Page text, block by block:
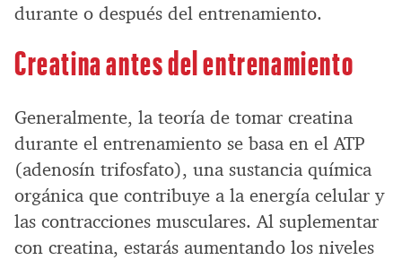
durante o después del entrenamiento.
Creatina antes del entrenamiento
Generalmente, la teoría de tomar creatina
durante el entrenamiento se basa en el ATP
(adenosín trifosfato), una sustancia química
orgánica que contribuye a la energía celular y
las contracciones musculares. Al suplementar
con creatina, estarás aumentando los niveles